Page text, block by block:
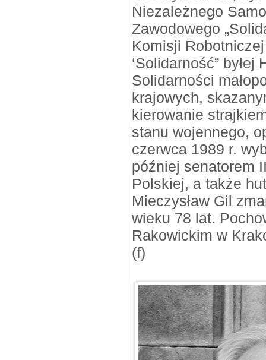
Niezależnego
Zawodowego
Komisji
‘Solidarność”
Solidarności
krajowych,
kierowanie
stanu wojennego,
czerwca 1989 r.
później senatorem
Polskiej, a także
Mieczysław Gil
wieku 78 lat.
Rakowickim w
(f)